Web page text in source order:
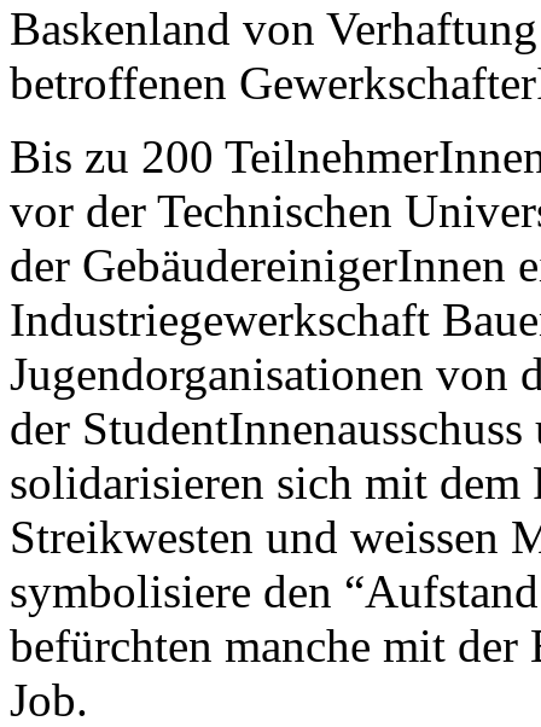
Baskenland von
betroffenen
Bis zu 200
vor der Technischen
der GebäudereinigerInnen
Industriegewerkschaft
Jugendorganisationen von
der
solidarisieren sich mit
Streikwesten und weissen
symbolisiere den
befürchten manche mit
Job.